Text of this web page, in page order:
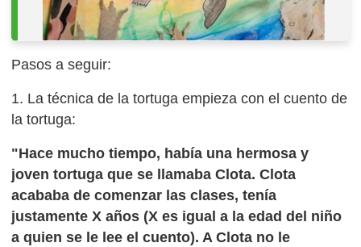
Pasos a seguir:
1. La técnica de la tortuga empieza con el cuento de
la tortuga:
"Hace mucho tiempo, había una hermosa y
joven tortuga que se llamaba Clota. Clota
acababa de comenzar las clases, tenía
justamente X años (X es igual a la edad del niño
a quien se le lee el cuento). A Clota no le